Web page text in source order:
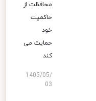
محافظت از
حاکمیت
خود
حمایت می
کند
1405/05/
03